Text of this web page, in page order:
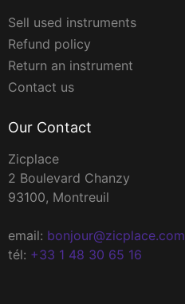
Sell used instruments
Refund policy
Return an instrument
Contact us
Our Contact
Zicplace
2 Boulevard Chanzy
93100, Montreuil
email: bonjour@zicplace.com
tél: +33 1 48 30 65 16